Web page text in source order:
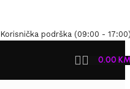
Korisnička podrška (09:00 -
0.00